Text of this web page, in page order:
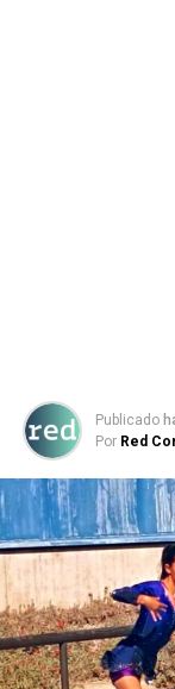
Publicado
Por Red